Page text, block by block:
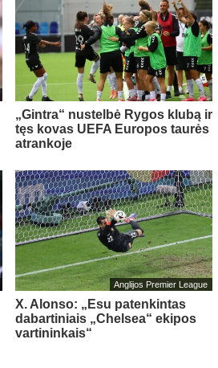
„Gintra“ nustelbė Rygos klubą ir
tęs kovas UEFA Europos taurės
atrankoje
Anglijos Premier League
X. Alonso: „Esu patenkintas
dabartiniais „Chelsea“ ekipos
vartininkais“